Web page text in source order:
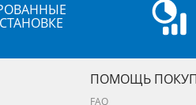
ПОМОЩЬ
FAQ